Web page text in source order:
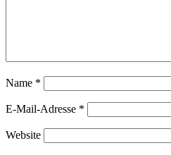
Name *
E-Mail-Adresse *
Website